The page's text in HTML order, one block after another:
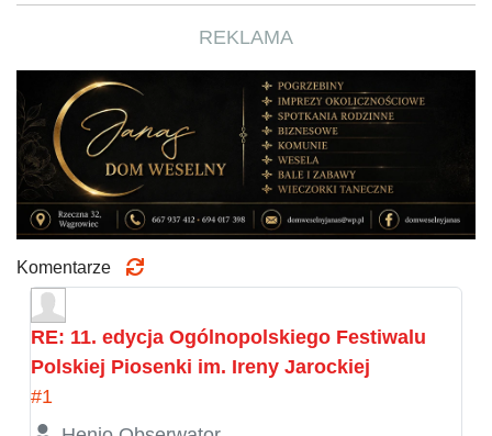
REKLAMA
Komentarze
RE: 11. edycja Ogólnopolskiego Festiwalu
Polskiej Piosenki im. Ireny Jarockiej
#1